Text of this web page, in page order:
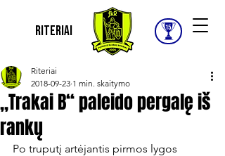
Riteriai
„Trakai B“ paleido pergalę iš
rankų
Riteriai
2018-09-23 1 min. skaitymo
Po truputį artėjantis pirmos lygos